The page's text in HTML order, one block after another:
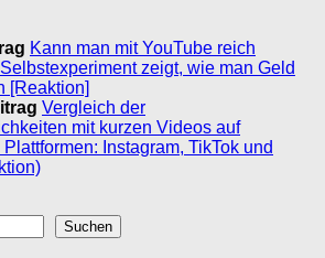
Kann man mit YouTube reich
zeigt, wie man Geld
[Reaktion]
Vergleich der
mit kurzen Videos auf
Instagram, TikTok und
Suchen